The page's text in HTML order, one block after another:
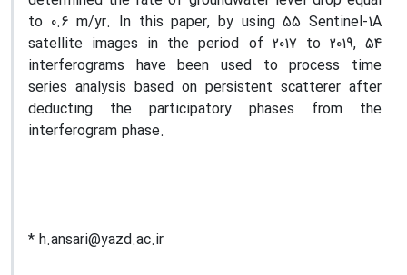
to 0.6 m/yr. In this paper, by using 55 Sentinel-1A
satellite images in the period of 2017 to 2019, 54
interferograms have been used to process time
series analysis based on persistent scatterer after
deducting the participatory phases from the
interferogram phase.
* h.ansari@yazd.ac.ir